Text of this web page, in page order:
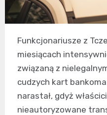
Funkcjonariusze z
miesiącach
związaną z
cudzych kart
narastał, gdyż
nieautoryzowane